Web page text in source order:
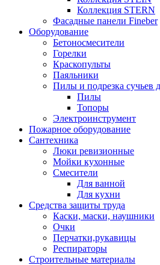
Коллекция STERN
Фасадные панели Fineber
Оборудование
Бетоносмесители
Горелки
Краскопульты
Паяльники
Пилы и подрезка сучьев
Пилы
Топоры
Электроинструмент
Пожарное оборудование
Сантехника
Люки ревизионные
Мойки кухонные
Смесители
Для ванной
Для кухни
Средства защиты труда
Каски, маски, наушники
Очки
Перчатки,рукавицы
Респираторы
Строительные материалы